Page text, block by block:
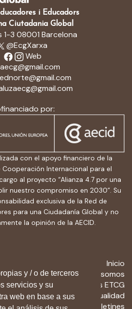
y / o de terceros
servicios y su
web en base a sus
i Educadors
Ciutadania Global
1-3 08001 Barcelona
@EcgXarxa
Web
por:
con el apoyo financiero de la
Cooperación Internacional para el
al proyecto “Alianza 4.7 por una
nuestro compromiso en 2030”. Su
exclusiva de la Red de
para una Ciudadanía Global y no
la opinión de la AECID.
Inicio
Quiénes somos
Recursos ETCG
Actualidad
Boletines